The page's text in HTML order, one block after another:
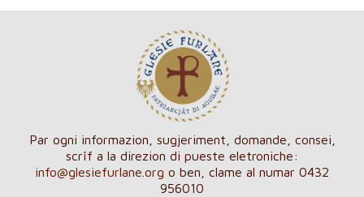
Par ogni informazion, sugjeriment, domande, consei,
scrîf a la direzion di pueste eletroniche:
info@glesiefurlane.org o ben, clame al numar 0432
956010